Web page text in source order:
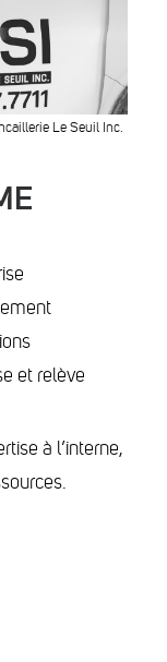
Le Seuil Inc.
et relève
à l’interne,